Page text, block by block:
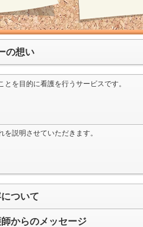
の想い
を目的に看護を行うサービスです。
説明させていただきます。
ついて
からのメッセージ